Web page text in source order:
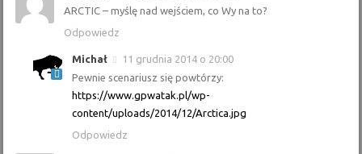
ARCTIC – myślę nad wejściem, co Wy na to?
Odpowiedz
Michał
11 grudnia 2014 o 20:00
Pewnie scenariusz się powtórzy:
https://www.gpwatak.pl/wp-
content/uploads/2014/12/Arctica.jpg
Odpowiedz